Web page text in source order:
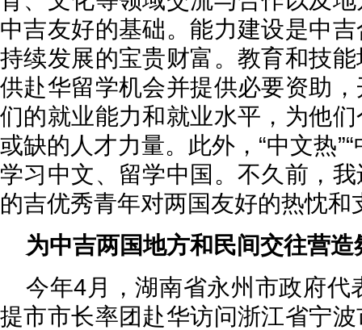
中吉友好的基础。能力建设是中
持续发展的宝贵财富。教育和技
供赴华留学机会并提供必要资助
们的就业能力和就业水平，为他
或缺的人才力量。此外，“中文热
学习中文、留学中国。不久前，
的吉优秀青年对两国友好的热忱
为中吉两国地方和民间交往营造
今年4月，湖南省永州市政府
提市市长率团赴华访问浙江省宁